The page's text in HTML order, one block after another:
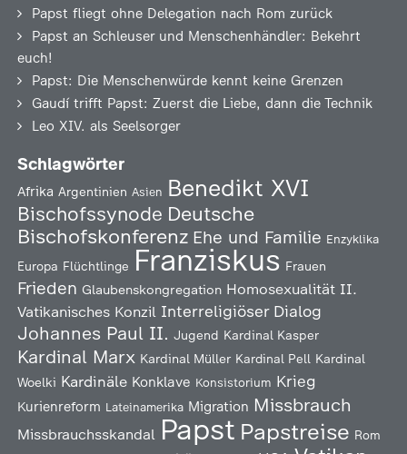
Papst fliegt ohne Delegation nach Rom zurück
Papst an Schleuser und Menschenhändler: Bekehrt
euch!
Papst: Die Menschenwürde kennt keine Grenzen
Gaudí trifft Papst: Zuerst die Liebe, dann die Technik
Leo XIV. als Seelsorger
Schlagwörter
Afrika Argentinien Asien Benedikt XVI
Bischofssynode Deutsche
Bischofskonferenz Ehe und Familie Enzyklika
Europa Flüchtlinge Franziskus Frauen
Frieden Glaubenskongregation Homosexualität II.
Vatikanisches Konzil Interreligiöser Dialog
Johannes Paul II. Jugend Kardinal Kasper
Kardinal Marx Kardinal Müller Kardinal Pell Kardinal
Woelki Kardinäle Konklave Konsistorium Krieg
Kurienreform Lateinamerika Migration Missbrauch
Missbrauchsskandal Papst Papstreise Rom